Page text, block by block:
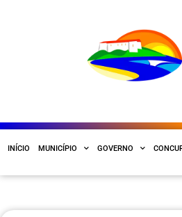
INÍCIO MUNICÍPIO GOVERNO